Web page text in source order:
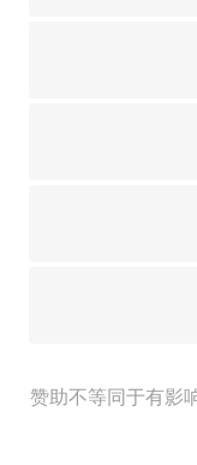
赞助不等同于有影